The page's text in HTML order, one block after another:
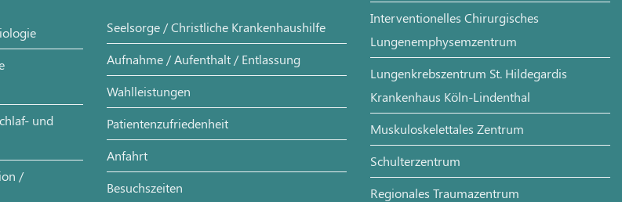
und
/
Seelsorge / Christliche Krankenhaushilfe
Aufnahme / Aufenthalt / Entlassung
Wahlleistungen
Patientenzufriedenheit
Anfahrt
Besuchszeiten
Interventionelles Chirurgisches
Lungenemphysemzentrum
Lungenkrebszentrum St. Hildegardis
Krankenhaus Köln-Lindenthal
Muskuloskelettales Zentrum
Schulterzentrum
Regionales Traumazentrum